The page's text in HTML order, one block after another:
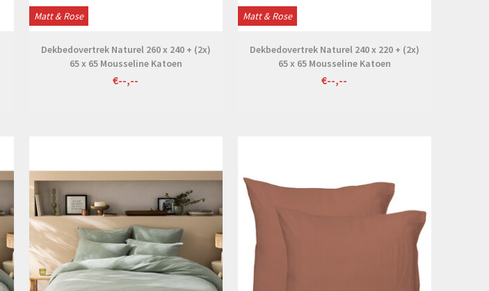
Matt & Rose
Dekbedovertrek Naturel 260 x 240 + (2x)
65 x 65 Mousseline Katoen
€--,--
Matt & Rose
Dekbedovertrek Naturel 240 x 220 + (2x)
65 x 65 Mousseline Katoen
€--,--